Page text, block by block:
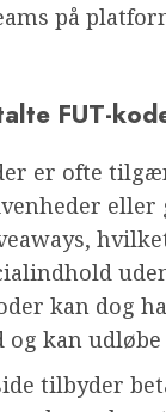
på
FUT-
er ofte
eller
kan dog
kan
tilbyder